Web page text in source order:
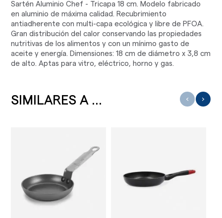
Sartén Aluminio Chef - Tricapa 18 cm. Modelo fabricado
en aluminio de máxima calidad. Recubrimiento
antiadherente con multi-capa ecológica y libre de PFOA.
Gran distribución del calor conservando las propiedades
nutritivas de los alimentos y con un mínimo gasto de
aceite y energía. Dimensiones: 18 cm de diámetro x 3,8 cm
de alto. Aptas para vitro, eléctrico, horno y gas.
SIMILARES A ... ‹ ›